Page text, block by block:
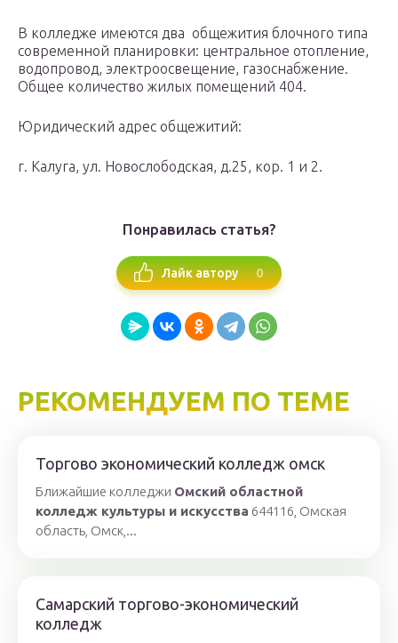
В колледже имеются два общежития блочного типа
современной планировки: центральное отопление,
водопровод, электроосвещение, газоснабжение.
Общее количество жилых помещений 404.
Юридический адрес общежитий:
г. Калуга, ул. Новослободская, д.25, кор. 1 и 2.
Понравилась статья?
Лайк автору 0
РЕКОМЕНДУЕМ ПО ТЕМЕ
Торгово экономический колледж омск
Ближайшие колледжи Омский областной
колледж культуры и искусства 644116, Омская
область, Омск,...
Самарский торгово-экономический
колледж